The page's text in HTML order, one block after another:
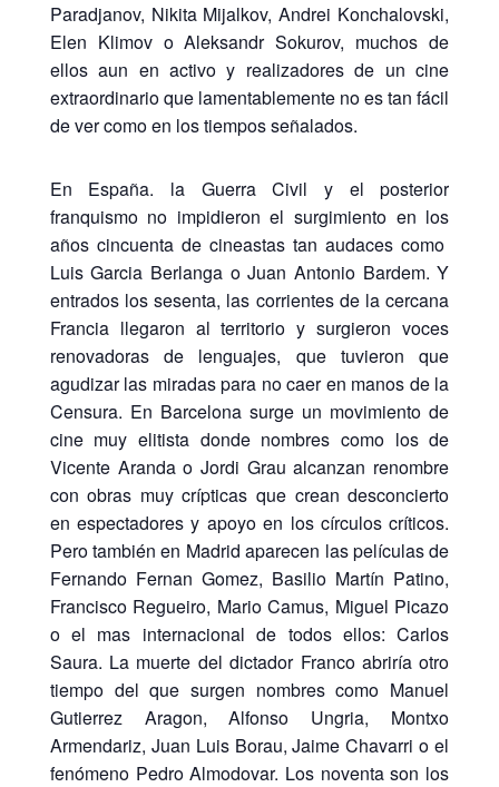
Paradjanov, Nikita Mijalkov, Andrei Konchalovski,
Elen Klimov o Aleksandr Sokurov, muchos de
ellos aun en activo y realizadores de un cine
extraordinario que lamentablemente no es tan fácil
de ver como en los tiempos señalados.
En España. la Guerra Civil y el posterior
franquismo no impidieron el surgimiento en los
años cincuenta de cineastas tan audaces como
Luis Garcia Berlanga o Juan Antonio Bardem. Y
entrados los sesenta, las corrientes de la cercana
Francia llegaron al territorio y surgieron voces
renovadoras de lenguajes, que tuvieron que
agudizar las miradas para no caer en manos de la
Censura. En Barcelona surge un movimiento de
cine muy elitista donde nombres como los de
Vicente Aranda o Jordi Grau alcanzan renombre
con obras muy crípticas que crean desconcierto
en espectadores y apoyo en los círculos críticos.
Pero también en Madrid aparecen las películas de
Fernando Fernan Gomez, Basilio Martín Patino,
Francisco Regueiro, Mario Camus, Miguel Picazo
o el mas internacional de todos ellos: Carlos
Saura. La muerte del dictador Franco abriría otro
tiempo del que surgen nombres como Manuel
Gutierrez Aragon, Alfonso Ungria, Montxo
Armendariz, Juan Luis Borau, Jaime Chavarri o el
fenómeno Pedro Almodovar. Los noventa son los